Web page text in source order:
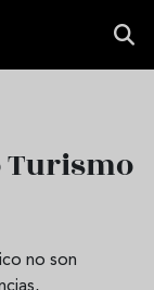
Turismo
no son